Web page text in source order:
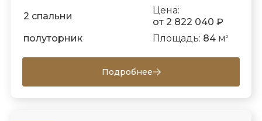
2 спальни
Цена:
от 2 822 040 ₽
полуторник
Площадь: 84м 2
Подробнее